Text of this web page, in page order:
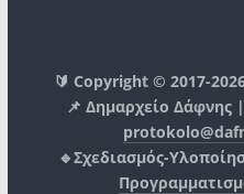
🔰 Copyright © 2017-
📌 Δημαρχείο Δάφνης
🔹Σχεδιασμός-